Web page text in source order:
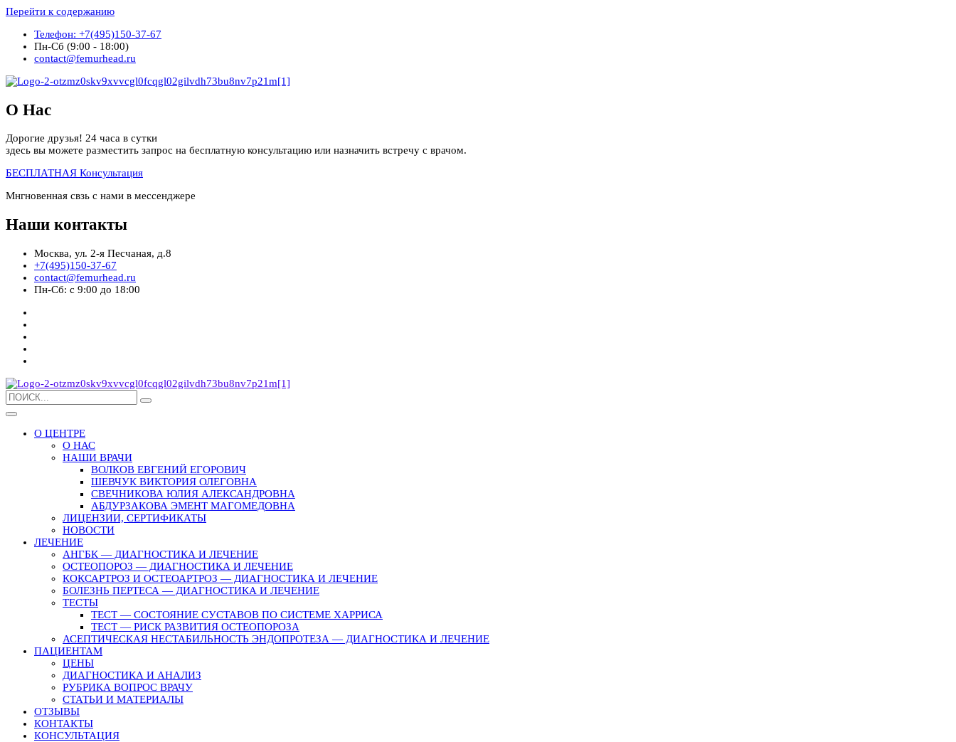
Перейти к содержанию
Телефон: +7(495)150-37-67
Пн-Сб (9:00 - 18:00)
contact@femurhead.ru
О Нас
Дорогие друзья! 24 часа в сутки
здесь вы можете разместить запрос на бесплатную консультацию или назначить встречу с врачом.
БЕСПЛАТНАЯ Консультация
Мнгновенная свзь с нами в мессенджере
Наши контакты
Москва, ул. 2-я Песчаная, д.8
+7(495)150-37-67
contact@femurhead.ru
Пн-Сб: с 9:00 до 18:00
О ЦЕНТРЕ
О НАС
НАШИ ВРАЧИ
ВОЛКОВ ЕВГЕНИЙ ЕГОРОВИЧ
ШЕВЧУК ВИКТОРИЯ ОЛЕГОВНА
СВЕЧНИКОВА ЮЛИЯ АЛЕКСАНДРОВНА
АБДУРЗАКОВА ЭМЕНТ МАГОМЕДОВНА
ЛИЦЕНЗИИ, СЕРТИФИКАТЫ
НОВОСТИ
ЛЕЧЕНИЕ
АНГБК — ДИАГНОСТИКА И ЛЕЧЕНИЕ
ОСТЕОПОРОЗ — ДИАГНОСТИКА И ЛЕЧЕНИЕ
КОКСАРТРОЗ И ОСТЕОАРТРОЗ — ДИАГНОСТИКА И ЛЕЧЕНИЕ
БОЛЕЗНЬ ПЕРТЕСА — ДИАГНОСТИКА И ЛЕЧЕНИЕ
ТЕСТЫ
ТЕСТ — СОСТОЯНИЕ СУСТАВОВ ПО СИСТЕМЕ ХАРРИСА
ТЕСТ — РИСК РАЗВИТИЯ ОСТЕОПОРОЗА
АСЕПТИЧЕСКАЯ НЕСТАБИЛЬНОСТЬ ЭНДОПРОТЕЗА — ДИАГНОСТИКА И ЛЕЧЕНИЕ
ПАЦИЕНТАМ
ЦЕНЫ
ДИАГНОСТИКА И АНАЛИЗ
РУБРИКА ВОПРОС ВРАЧУ
СТАТЬИ И МАТЕРИАЛЫ
ОТЗЫВЫ
КОНТАКТЫ
КОНСУЛЬТАЦИЯ